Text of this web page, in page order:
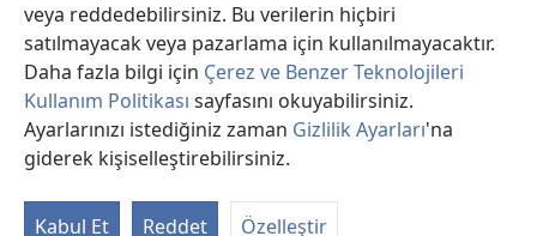
veya reddedebilirsiniz. Bu verilerin hiçbiri
satılmayacak veya pazarlama için kullanılmayacaktır.
Daha fazla bilgi için Çerez ve Benzer Teknolojileri
Kullanım Politikası sayfasını okuyabilirsiniz.
Ayarlarınızı istediğiniz zaman Gizlilik Ayarları'na
giderek kişiselleştirebilirsiniz.
Kabul Et Reddet Özelleştir
Watchtower Library®
Copyright© 2026 Watch Tower Bible and Tract Society of PA.
KULLANIM ŞARTLARI|GİZLİLİK POLİTİKASI